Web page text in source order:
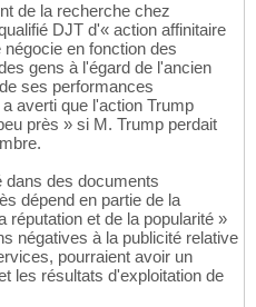
de la recherche chez
DJT d'« action affinitaire
en fonction des
gens à l'égard de l'ancien
ses performances
averti que l'action Trump
près » si M. Trump perdait
dans des documents
dépend en partie de la
réputation et de la popularité »
négatives à la publicité relative
pourraient avoir un
les résultats d'exploitation de